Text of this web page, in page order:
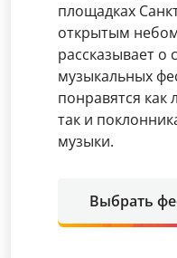
площадках
открытым
рассказывает
музыкальных
понравятся как
так и
музыки.
Выбрать